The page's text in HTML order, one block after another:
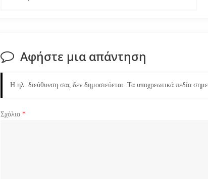
γ
η
σ
Αφήστε μια απάντηση
Η ηλ. διεύθυνση σας δεν δημοσιεύεται. Τα υποχρεωτικά πεδία
Σχόλιο*